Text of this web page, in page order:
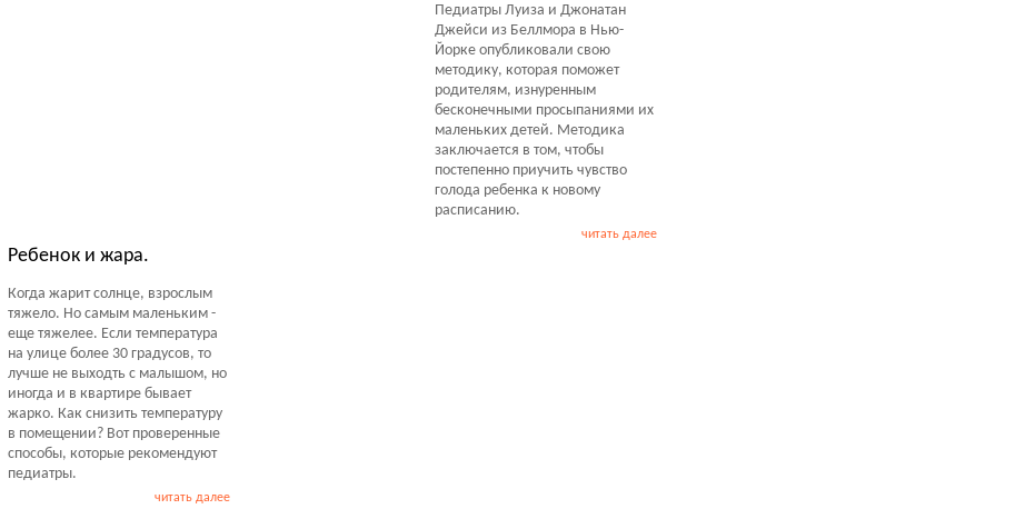
Педиатры Луиза и Джонатан
Джейси из Беллмора в Нью-
Йорке опубликовали свою
методику, которая поможет
родителям, изнуренным
бесконечными просыпаниями их
маленьких детей. Методика
заключается в том, чтобы
постепенно приучить чувство
голода ребенка к новому
расписанию.
читать далее
Ребенок и жара.
Когда жарит солнце, взрослым
тяжело. Но самым маленьким -
еще тяжелее. Если температура
на улице более 30 градусов, то
лучше не выходть с малышом, но
иногда и в квартире бывает
жарко. Как снизить температуру
в помещении? Вот проверенные
способы, которые рекомендуют
педиатры.
читать далее